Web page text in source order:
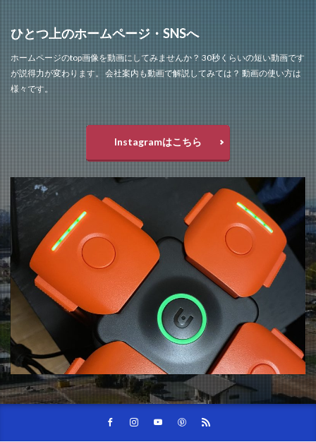
ひとつ上のホームページ・SNSへ
ホームページのtop画像を動画にしてみませんか？ 30秒くらいの短い動画です
が説得力が変わります。 会社案内も動画で解説してみては？ 動画の使い方は
様々です。
Instagramはこちら